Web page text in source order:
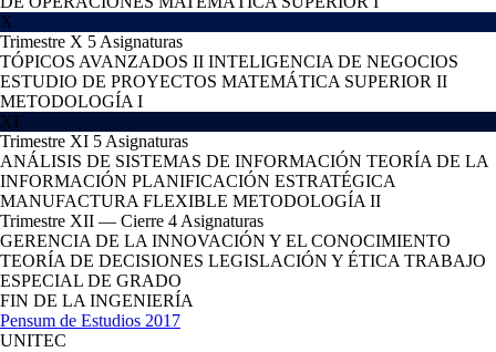
X
Trimestre X 5 Asignaturas
TÓPICOS AVANZADOS II INTELIGENCIA DE NEGOCIOS
ESTUDIO DE PROYECTOS MATEMÁTICA SUPERIOR II
METODOLOGÍA I
XI
Trimestre XI 5 Asignaturas
ANÁLISIS DE SISTEMAS DE INFORMACIÓN TEORÍA DE LA
INFORMACIÓN PLANIFICACIÓN ESTRATÉGICA
MANUFACTURA FLEXIBLE METODOLOGÍA II
Trimestre XII — Cierre 4 Asignaturas
GERENCIA DE LA INNOVACIÓN Y EL CONOCIMIENTO
TEORÍA DE DECISIONES LEGISLACIÓN Y ÉTICA TRABAJO
ESPECIAL DE GRADO
FIN DE LA INGENIERÍA
Pensum de Estudios 2017
UNITEC